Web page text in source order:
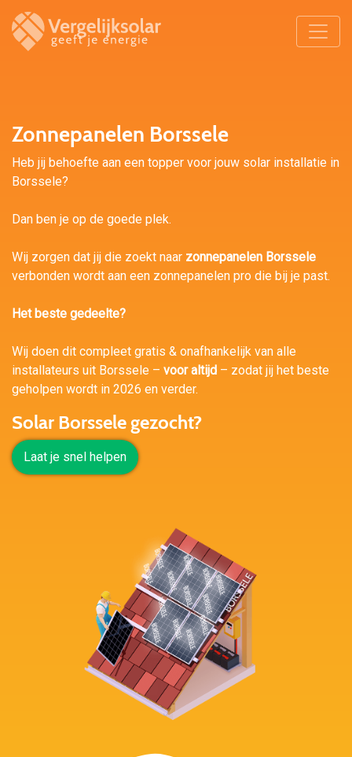
Zonnepanelen Borssele
Heb jij behoefte aan een topper voor jouw solar installatie in
Borssele?
Dan ben je op de goede plek.
Wij zorgen dat jij die zoekt naar zonnepanelen Borssele
verbonden wordt aan een zonnepanelen pro die bij je past.
Het beste gedeelte?
Wij doen dit compleet gratis & onafhankelijk van alle
installateurs uit Borssele – voor altijd – zodat jij het beste
geholpen wordt in 2026 en verder.
Solar Borssele gezocht?
Laat je snel helpen